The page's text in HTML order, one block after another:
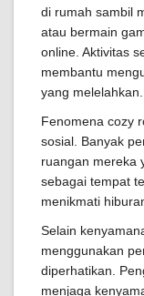
di rumah sambil
atau bermain
online. Aktivitas
membantu
yang melelahkan.
Fenomena cozy
sosial. Banyak
ruangan mereka
sebagai tempat
menikmati
Selain
menggunakan
diperhatikan.
menjaga